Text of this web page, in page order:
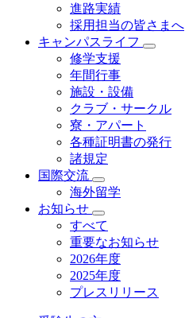
進路実績
採用担当の皆さまへ
キャンパスライフ
修学支援
年間行事
施設・設備
クラブ・サークル
寮・アパート
各種証明書の発⾏
諸規定
国際交流
海外留学
お知らせ
すべて
重要なお知らせ
2026年度
2025年度
プレスリリース